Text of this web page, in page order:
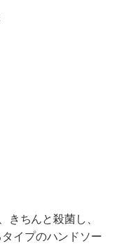
ちんと殺菌し、
イプのハンドソー